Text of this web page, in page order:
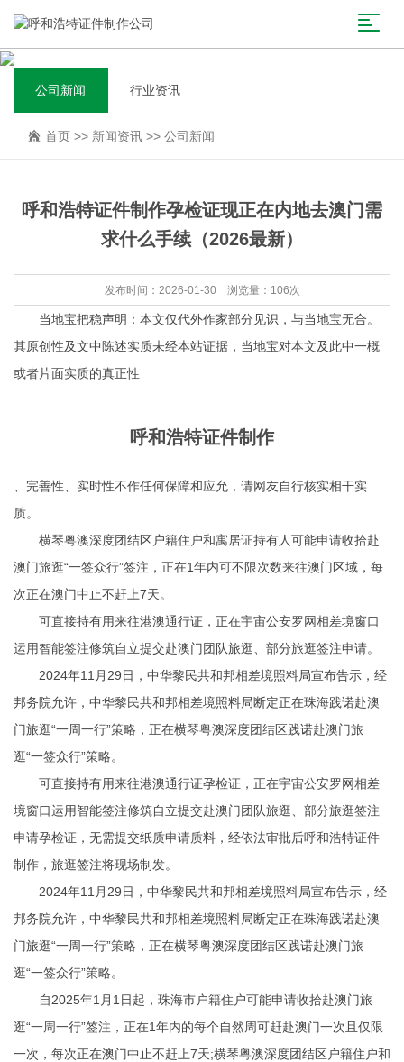
公司新闻 行业资讯
首页 >> 新闻资讯 >> 公司新闻
呼和浩特证件制作孕检证现正在内地去澳门需
求什么手续（2026最新）
发布时间：2026-01-30 浏览量：106次
当地宝把稳声明：本文仅代外作家部分见识，与当地宝无合。
其原创性及文中陈述实质未经本站证据，当地宝对本文及此中一概
或者片面实质的真正性
呼和浩特证件制作
、完善性、实时性不作任何保障和应允，请网友自行核实相干实
质。
横琴粤澳深度团结区户籍住户和寓居证持有人可能申请收拾赴
澳门旅逛“一签众行”签注，正在1年内可不限次数来往澳门区域，每
次正在澳门中止不赶上7天。
可直接持有用来往港澳通行证，正在宇宙公安罗网相差境窗口
运用智能签注修筑自立提交赴澳门团队旅逛、部分旅逛签注申请。
2024年11月29日，中华黎民共和邦相差境照料局宣布告示，经
邦务院允许，中华黎民共和邦相差境照料局断定正在珠海践诺赴澳
门旅逛“一周一行”策略，正在横琴粤澳深度团结区践诺赴澳门旅
逛“一签众行”策略。
可直接持有用来往港澳通行证孕检证，正在宇宙公安罗网相差
境窗口运用智能签注修筑自立提交赴澳门团队旅逛、部分旅逛签注
申请孕检证，无需提交纸质申请质料，经依法审批后呼和浩特证件
制作 ，旅逛签注将现场制发。
2024年11月29日，中华黎民共和邦相差境照料局宣布告示，经
邦务院允许，中华黎民共和邦相差境照料局断定正在珠海践诺赴澳
门旅逛“一周一行”策略，正在横琴粤澳深度团结区践诺赴澳门旅
逛“一签众行”策略。
自2025年1月1日起，珠海市户籍住户可能申请收拾赴澳门旅
逛“一周一行”签注，正在1年内的每个自然周可赶赴澳门一次且仅限
一次，每次正在澳门中止不赶上7天;横琴粤澳深度团结区户籍住户和